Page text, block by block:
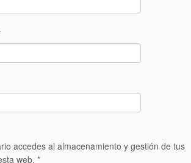
accedes al almacenamiento y gestión de tus
web. *